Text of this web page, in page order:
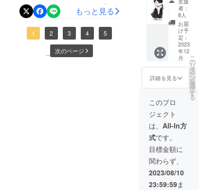
utm_campaign=cp_po_shar
e_c_msg_mypage_projects
_show猫達をずーっと守り
愛し抜くために，皆様のお
もっと見る
1 2 3 4 5
... 次のページ
フォル
ダー あ
なたの
愛猫の
お写真
を送っ
て頂
き、手
描き作
成しま
す。 サ
イズ
4.5〜６
センチ
郵便で
届きま
す。
者：
8人
お届
け予
定：
2023
年12
月
詳細を見る
こ
の
リ
タ
ー
ン
を
選
択
す
る
このプロ
ジェクト
は、 All-In方
式です。
目標金額に
関わらず、
2023/08/10
23:59:59ま